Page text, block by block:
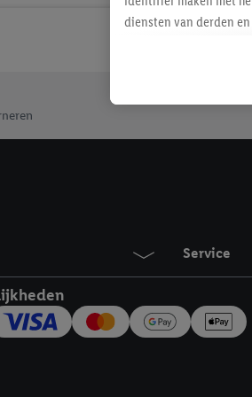
als Lidl webshop klant
Service
diensten van derden
Als je hiervoor
eerder interesse hebt
maar het niet te
mailadres en met
Onder "Aanpassen"
Door te klikken op
technieken worden
inclusief over de
trekken, vind je in onze
over de cookies die